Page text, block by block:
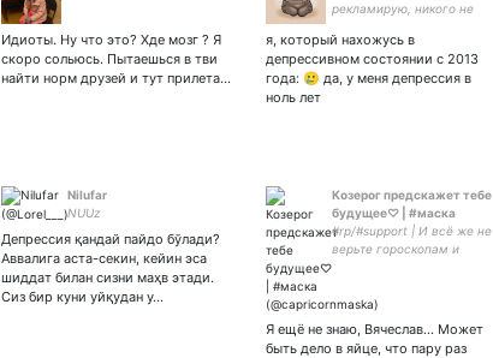
Идиоты. Ну что это? Хде мозг ? Я
скоро сольюсь. Пытаешься в тви
найти норм друзей и тут прилета…
рекламирую, никого не
я, который нахожусь в
депрессивном состоянии с 2013
года: 🥲 да, у меня депрессия в
ноль лет
Nilufar
NUUz
Депрессия қандай пайдо бўлади?
Аввалига аста-секин, кейин эса
шиддат билан сизни маҳв этади.
Сиз бир куни уйқудан у…
Козерог предскажет тебе
будущее♡ | #маска
#rp/#support | И всё же не
верьте гороскопам и
пока надобности озарять
нет♡
Я ещё не знаю, Вячеслав... Может
быть дело в яйце, что пару раз